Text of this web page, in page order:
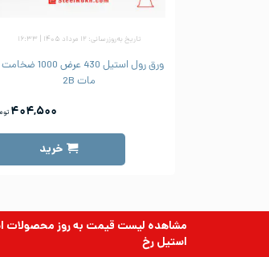
تاریخ به‌روزرسانی: ۱۲ مرداد ۱۴۰۵ | ۱۶:۳۳
مات 2B
۴۰۴,۵۰۰
خرید
مشاهده لیست قیمت به روزمحصولات
استیل رخ